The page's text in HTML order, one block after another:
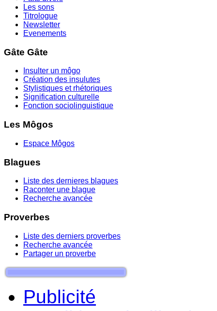
Les sons
Titrologue
Newsletter
Evenements
Gâte Gâte
Insulter un môgo
Création des insulutes
Stylistiques et rhétoriques
Signification culturelle
Fonction sociolinguistique
Les Môgos
Espace Môgos
Blagues
Liste des dernieres blagues
Raconter une blague
Recherche avancée
Proverbes
Liste des derniers proverbes
Recherche avancée
Partager un proverbe
Publicité